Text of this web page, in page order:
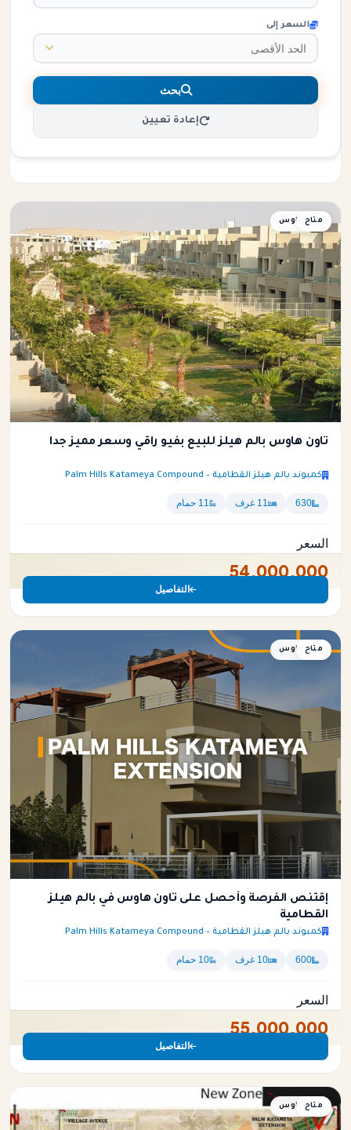
السعر إلى
بحث
إعادة تعيين
تاون هاوس
متاح
تاون هاوس بالم هيلز للبيع بفيو راقي وسعر مميز جدا
كمبوند بالم هيلز القطامية – Palm Hills Katameya Compound
630 11 غرف 11 حمام
السعر
54,000,000
التفاصيل
تاون هاوس
متاح
إقتنص الفرصة وأحصل على تاون هاوس في بالم هيلز
القطامية
كمبوند بالم هيلز القطامية – Palm Hills Katameya Compound
600 10 غرف 10 حمام
السعر
55,000,000
التفاصيل
تاون هاوس
متاح